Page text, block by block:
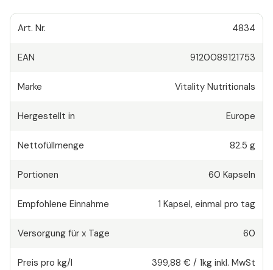
Art. Nr. 4834
EAN 9120089121753
Marke Vitality Nutritionals
Hergestellt in Europe
Nettofüllmenge 82.5 g
Portionen 60 Kapseln
Empfohlene Einnahme 1 Kapsel, einmal pro tag
Versorgung für x Tage 60
Preis pro kg/l 399,88 € / 1kg inkl. MwSt